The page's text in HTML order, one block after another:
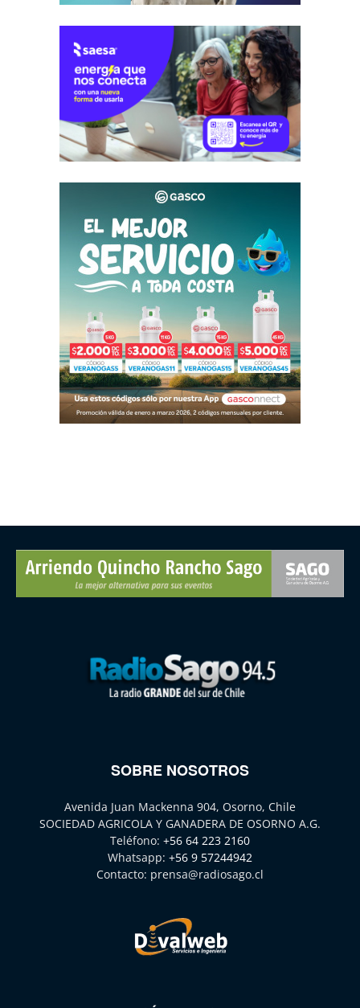
SOBRE NOSOTROS
Avenida Juan Mackenna 904, Osorno, Chile
SOCIEDAD AGRICOLA Y GANADERA DE OSORNO A.G.
Teléfono: +56 64 223 2160
Whatsapp: +56 9 57244942
Contacto: prensa@radiosago.cl